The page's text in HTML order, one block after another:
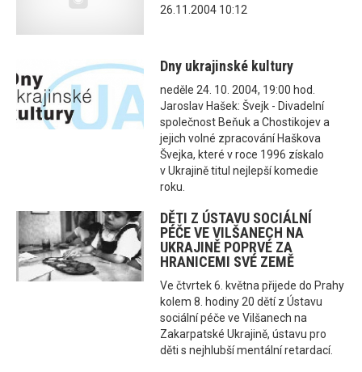
26.11.2004 10:12
Dny ukrajinské kultury
neděle 24. 10. 2004, 19:00 hod.
Jaroslav Hašek: Švejk - Divadelní
společnost Beňuk a Chostikojev a
jejich volné zpracování Haškova
Švejka, které v roce 1996 získalo
v Ukrajině titul nejlepší komedie
roku.
DĚTI Z ÚSTAVU SOCIÁLNÍ
PÉČE VE VILŠANECH NA
UKRAJINĚ POPRVÉ ZA
HRANICEMI SVÉ ZEMĚ
Ve čtvrtek 6. května přijede do Prahy
kolem 8. hodiny 20 dětí z Ústavu
sociální péče ve Vilšanech na
Zakarpatské Ukrajině, ústavu pro
děti s nejhlubší mentální retardací.